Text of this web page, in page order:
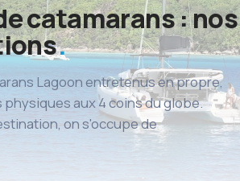
catamarans : nos
Lagoon entretenus en propre,
aux 4 coins du globe.
on s'occupe de